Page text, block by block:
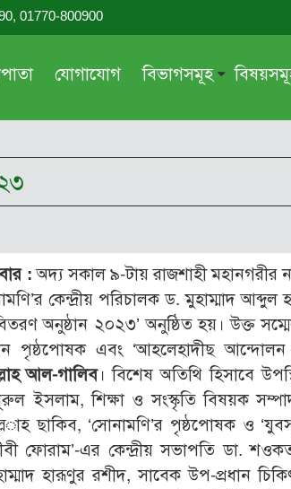
01770-800900
যোগাযোগ বিভাগসমূহ
সাময়িক প্রসঙ্গ
সময়ের ভাবনা
মহিলা অঙ্গন
আরও
পরকাল
নীতি-
তারবিয়াত
আরও
:অদ্য সকাল ৯-টায় রাজশাহী মহানগরীর
কেন্দ্রীয় পরিচালক ড. মুহাম্মাদ আব্দুল
অনুষ্ঠান ২০২৩’ অনুষ্ঠিত হয়। উক্ত
পৃষ্ঠপোষক এবং ‘আহলেহাদীছ
আল-গালিব। বিশেষ অতিথি হিসাবে
ইসলাম, শিক্ষা ও সংস্কৃতি বিষয়ক
ছাকিব, ‘সোনামণি’র পৃষ্ঠপোষক ও
ফোরাম’-এর কেন্দ্রীয় সভাপতি ডা. শওকত
হারূণুর রশীদ, সাবেক উপ-প্রধান